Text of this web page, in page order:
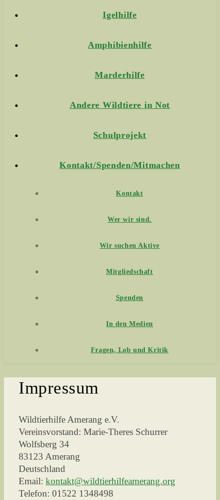
Igelhilfe
Amphibienhilfe
Marderhilfe
Andere Wildtiere in Not
Schulprojekt
Kontakt/Spenden/Mitmachen
Kontakt
Wer wir sind.
Wir suchen Aktive
Mitgliedschaft
Spenden
In den Medien
Fragen, Lob und Kritik
Impressum
Wildtierhilfe Amerang e.V.
Vereinsvorstand: Marie-Theres Schurrer
Wolfsberg 34
83123 Amerang
Deutschland
Email: kontakt@wildtierhilfeamerang.org
Telefon: 01522 1348498